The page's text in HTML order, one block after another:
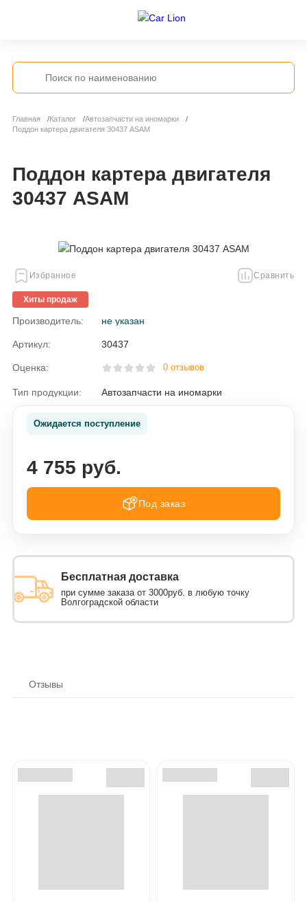
Главная Каталог
Автозапчасти на иномарки
Поддон картера двигателя 30437 ASAM
Поддон картера двигателя
30437 ASAM
Избранное Сравнить
Хиты продаж
Производитель: не указан
Артикул: 30437
Оценка: 0 отзывов
Тип продукции: Автозапчасти на иномарки
Ожидается поступление
4 755 руб.
Под заказ
Бесплатная доставка
при сумме заказа от 3000руб. в любую точку
Волгоградской области
Отзывы